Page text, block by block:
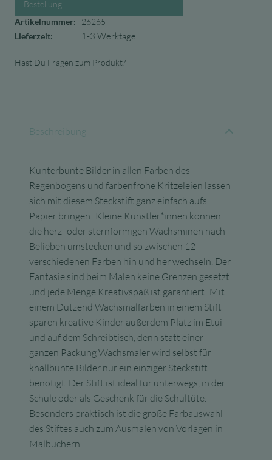
Bestellung.
Artikelnummer:
26265
Lieferzeit:
1-3 Werktage
Hast Du Fragen zum Produkt?
Beschreibung
Kunterbunte Bilder in allen Farben des
Regenbogens und farbenfrohe Kritzeleien lassen
sich mit diesem Steckstift ganz einfach aufs
Papier bringen! Kleine Künstler*innen können
die herz- oder sternförmigen Wachsminen nach
Belieben umstecken und so zwischen 12
verschiedenen Farben hin und her wechseln. Der
Fantasie sind beim Malen keine Grenzen gesetzt
und jede Menge Kreativspaß ist garantiert! Mit
einem Dutzend Wachsmalfarben in einem Stift
sparen kreative Kinder außerdem Platz im Etui
und auf dem Schreibtisch, denn statt einer
ganzen Packung Wachsmaler wird selbst für
knallbunte Bilder nur ein einziger Steckstift
benötigt. Der Stift ist ideal für unterwegs, in der
Schule oder als Geschenk für die Schultüte.
Besonders praktisch ist die große Farbauswahl
des Stiftes auch zum Ausmalen von Vorlagen in
Malbüchern.